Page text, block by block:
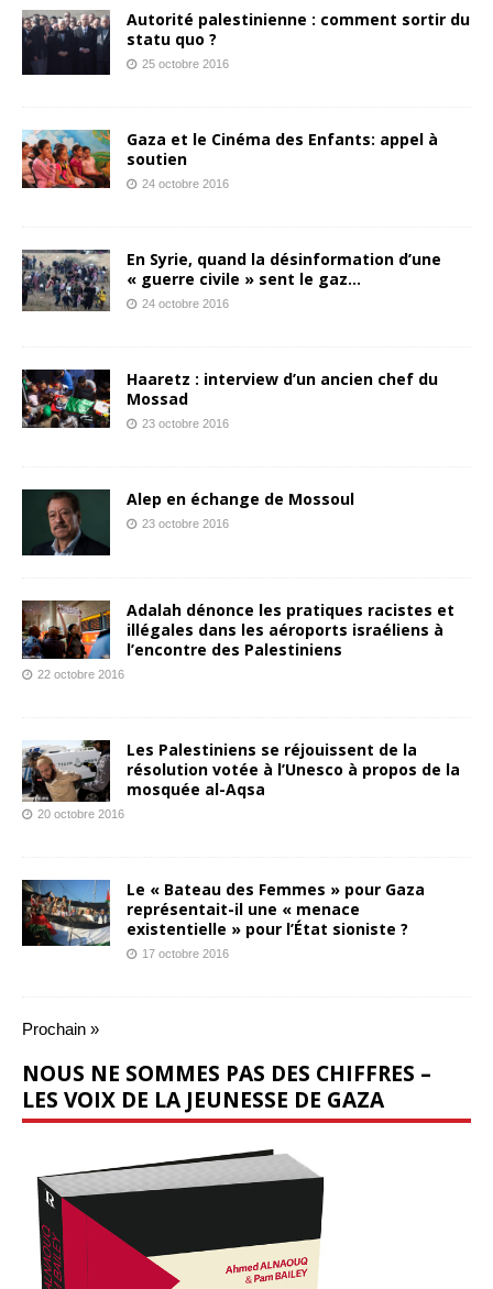
Autorité palestinienne : comment sortir du
statu quo ?
25 octobre 2016
Gaza et le Cinéma des Enfants: appel à
soutien
24 octobre 2016
En Syrie, quand la désinformation d’une
« guerre civile » sent le gaz…
24 octobre 2016
Haaretz : interview d’un ancien chef du
Mossad
23 octobre 2016
Alep en échange de Mossoul
23 octobre 2016
Adalah dénonce les pratiques racistes et
illégales dans les aéroports israéliens à
l’encontre des Palestiniens
22 octobre 2016
Les Palestiniens se réjouissent de la
résolution votée à l’Unesco à propos de la
mosquée al-Aqsa
20 octobre 2016
Le « Bateau des Femmes » pour Gaza
représentait-il une « menace
existentielle » pour l’État sioniste ?
17 octobre 2016
Prochain »
NOUS NE SOMMES PAS DES CHIFFRES –
LES VOIX DE LA JEUNESSE DE GAZA